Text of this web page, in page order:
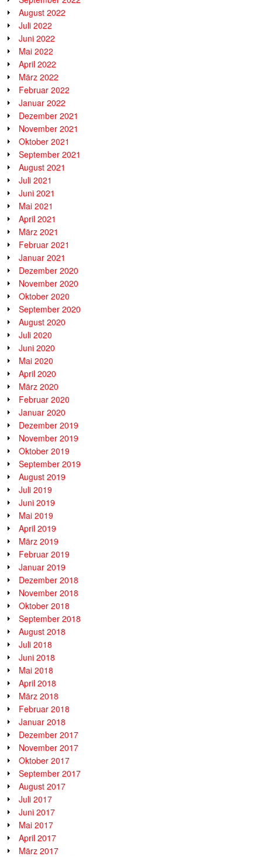
August 2022
Juli 2022
Juni 2022
Mai 2022
April 2022
März 2022
Februar 2022
Januar 2022
Dezember 2021
November 2021
Oktober 2021
September 2021
August 2021
Juli 2021
Juni 2021
Mai 2021
April 2021
März 2021
Februar 2021
Januar 2021
Dezember 2020
November 2020
Oktober 2020
September 2020
August 2020
Juli 2020
Juni 2020
Mai 2020
April 2020
März 2020
Februar 2020
Januar 2020
Dezember 2019
November 2019
Oktober 2019
September 2019
August 2019
Juli 2019
Juni 2019
Mai 2019
April 2019
März 2019
Februar 2019
Januar 2019
Dezember 2018
November 2018
Oktober 2018
September 2018
August 2018
Juli 2018
Juni 2018
Mai 2018
April 2018
März 2018
Februar 2018
Januar 2018
Dezember 2017
November 2017
Oktober 2017
September 2017
August 2017
Juli 2017
Juni 2017
Mai 2017
April 2017
März 2017